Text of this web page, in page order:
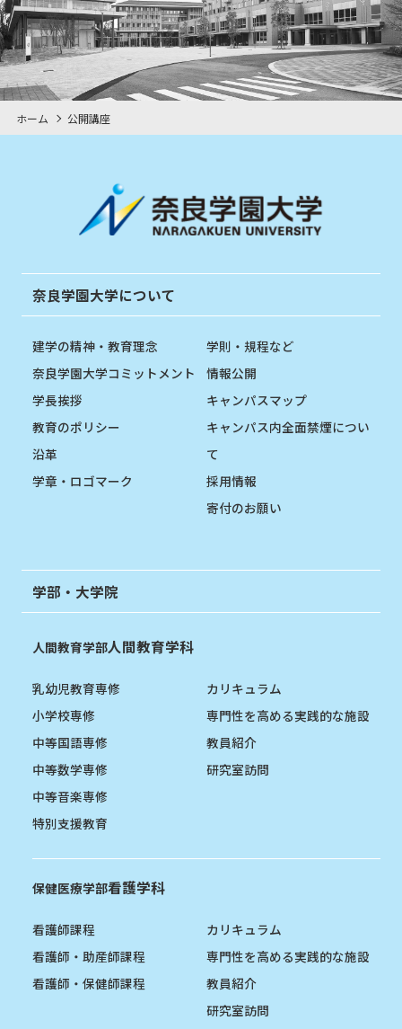
ホーム 公開講座
奈良学園大学について
建学の精神・教育理念
奈良学園大学コミットメント
学長挨拶
教育のポリシー
沿革
学章・ロゴマーク
学則・規程など
情報公開
キャンパスマップ
キャンパス内全面禁煙につい
て
採用情報
寄付のお願い
学部・大学院
人間教育学部人間教育学科
乳幼児教育専修
小学校専修
中等国語専修
中等数学専修
中等音楽専修
特別支援教育
カリキュラム
専門性を高める実践的な施設
教員紹介
研究室訪問
保健医療学部看護学科
看護師課程
看護師・助産師課程
看護師・保健師課程
カリキュラム
専門性を高める実践的な施設
教員紹介
研究室訪問